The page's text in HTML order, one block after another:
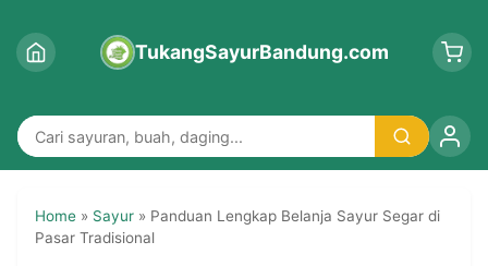
TukangSayurBandung.com
Home » Sayur » Panduan Lengkap Belanja Sayur Segar di
Pasar Tradisional